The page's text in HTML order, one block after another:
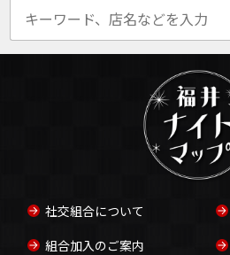
社交組合について
組合加入のご案内